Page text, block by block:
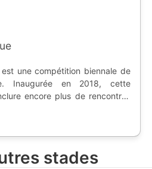
est une compétition biennale de
Inaugurée en 2018, cette
encore plus de rencontres
stades